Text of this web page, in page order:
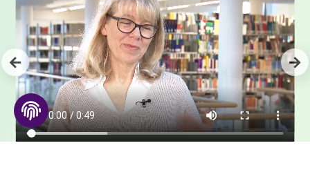
Kontakt